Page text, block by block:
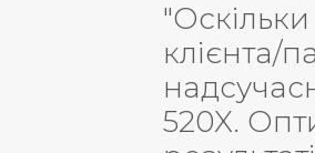
"Estet" було
шкіри обличчя -
до